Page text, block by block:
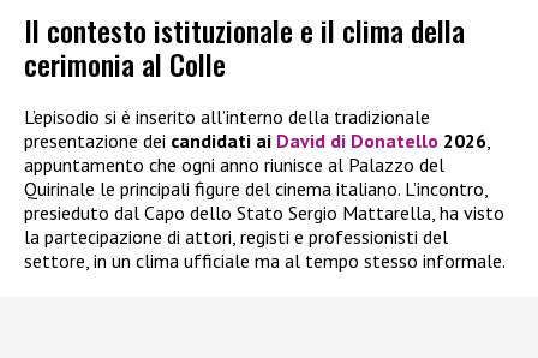
Il contesto istituzionale e il clima della
cerimonia al Colle
L’episodio si è inserito all’interno della tradizionale
presentazione dei candidati ai David di Donatello 2026,
appuntamento che ogni anno riunisce al Palazzo del
Quirinale le principali figure del cinema italiano. L’incontro,
presieduto dal Capo dello Stato Sergio Mattarella, ha visto
la partecipazione di attori, registi e professionisti del
settore, in un clima ufficiale ma al tempo stesso informale.